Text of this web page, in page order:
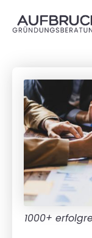
1000+